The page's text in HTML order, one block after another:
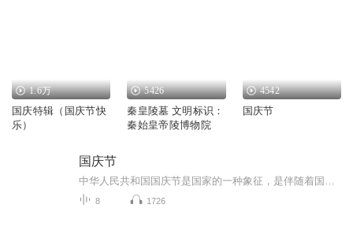
1.6万
国庆特辑（国庆节快
乐）
5426
秦皇陵墓 文明标识：
秦始皇帝陵博物院
4542
国庆节
国庆节
8 1726